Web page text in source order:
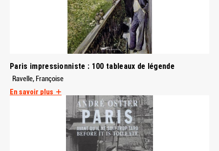
Paris impressionniste : 100 tableaux de légende
Ravelle, Françoise
En savoir plus